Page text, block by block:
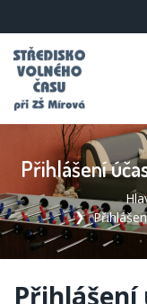
Přihlášení
Přihlášení